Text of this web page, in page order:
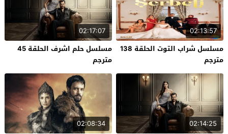
02:13:57
مسلسل شراب التوت الحلقة 138
مترجم
02:17:07
مسلسل حلم اشرف الحلقة 45
مترجم
02:14:25
02:08:34